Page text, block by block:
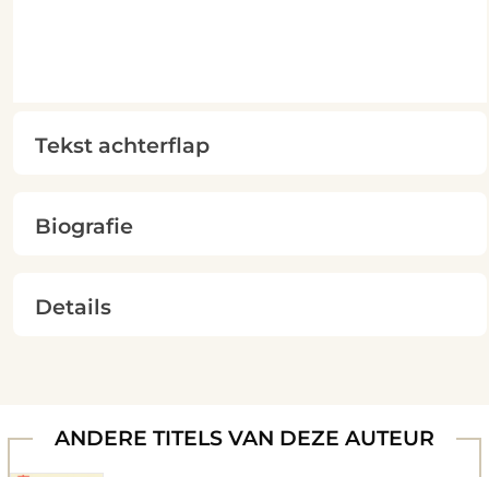
Tekst achterflap
Biografie
Details
ANDERE TITELS VAN DEZE AUTEUR